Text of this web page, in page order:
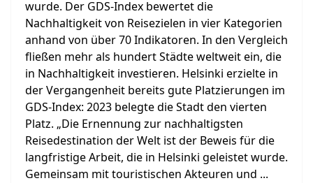
wurde. Der GDS-Index bewertet die
Nachhaltigkeit von Reisezielen in vier Kategorien
anhand von über 70 Indikatoren. In den Vergleich
fließen mehr als hundert Städte weltweit ein, die
in Nachhaltigkeit investieren. Helsinki erzielte in
der Vergangenheit bereits gute Platzierungen im
GDS-Index: 2023 belegte die Stadt den vierten
Platz. „Die Ernennung zur nachhaltigsten
Reisedestination der Welt ist der Beweis für die
langfristige Arbeit, die in Helsinki geleistet wurde.
Gemeinsam mit touristischen Akteuren und ...